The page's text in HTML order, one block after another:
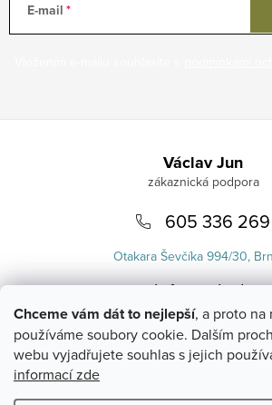
Chceme vám dát to nejlepší, a proto na
používáme soubory cookie. Dalším
webu vyjadřujete souhlas s jejich
informací zde
E-mail
Václav Jun
605 336 269
Otakara Ševčíka 994/30,
info@